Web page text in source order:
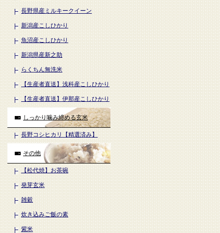
長野県産ミルキークイーン
新潟産こしひかり
魚沼産こしひかり
新潟県産新之助
らくちん無洗米
【生産者直送】浅科産こしひかり
【生産者直送】伊那産こしひかり
しっかり噛み締める玄米
長野コシヒカリ【精選済み】
その他
【松代焼】お茶碗
発芽玄米
雑穀
炊き込みご飯の素
紫米